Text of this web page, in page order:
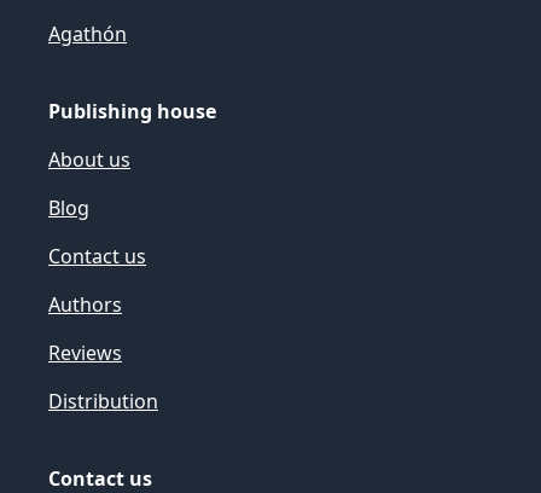
Agathón
Publishing house
About us
Blog
Contact us
Authors
Reviews
Distribution
Contact us